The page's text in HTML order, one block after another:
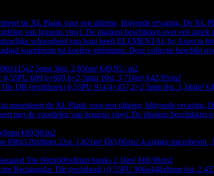
de XL Plank voor een ultieme, blijvende ervaring. De XL
van luxueus vinyl. De planken beschikken over een uniek
schoonheid van hout heeft ELEMENTAL by Aspecta
warmbruin tot koelere grijstinten. Deze collectie beschikt
36st. 2,856m² €49,95 / m2
609,6×609,6×2,5mm 10st. 3,716m² €42,95/m2
DB (rechthoek) 0,55PU 914,4×457,2×2,5mm 8st. 3,344m²
presenteert de XL Plank voor een ultieme, blijvende ervaring.
met de voordelen van luxueus vinyl. De planken beschikken
€69,98/m2
690x120x8mm 22st. 1,821m² €85,00/m2 4-zijdige
Tile 600x600x8mm 6stuks 2,16m² €69,98/m2
Rectangular Tile (rechthoek) 0,55PU 906x448x8mm 6st.